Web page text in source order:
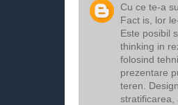
Cu ce te-a
Fact is, lor
Este posibil
thinking in
folosind
prezentare
teren.
stratificarea,